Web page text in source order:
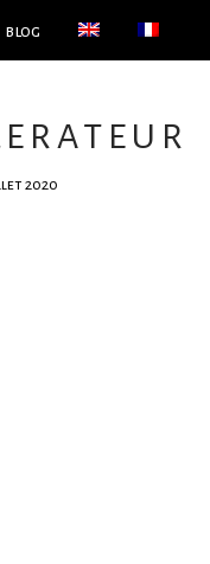
blog
2020